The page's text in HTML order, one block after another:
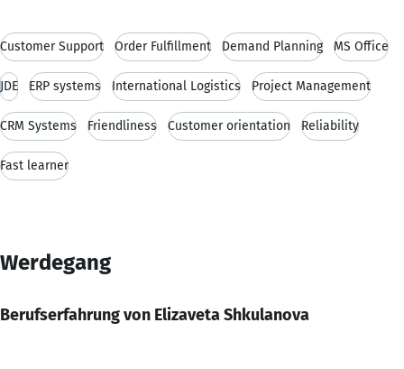
Customer Support Order Fulfillment Demand Planning MS Office
JDE ERP systems International Logistics Project Management
CRM Systems Friendliness Customer orientation Reliability
Fast learner
Werdegang
Berufserfahrung von Elizaveta Shkulanova